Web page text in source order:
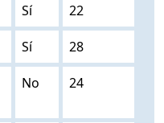
Sí 22
Sí 28
No 24